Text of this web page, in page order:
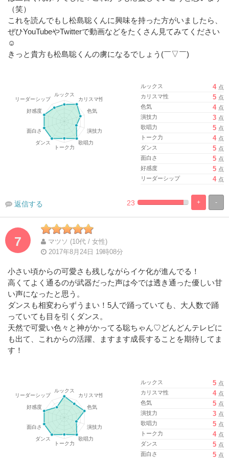
（笑）
これを読んでもし松島聡くんに興味を持った方がいましたら、
ぜひYouTubeやTwitterで動画などをたくさん見てみてください
☺︎
きっと貴方も松島聡くんの虜になるでしょう(￣▽￣)
ルックス 4 点
カリスマ性
5 点
色気
4 点
演技力
3 点
歌唱力
5 点
トーク力
4 点
ダンス
5 点
面白さ
5 点
好感度
5 点
リーダーシップ
4 点
-
+
%
100%
23
返信する
7
マツソ (10代 / 女性)
2017年8月24日 19時08分
小さい頃からの可愛さも残しながらイケ化が進んでる！
高くてよく通るのが武器だった声は今では透き通った優しい甘
い声になったと思う。
ダンスも相変わらずうまい！5人で踊っていても、大人数で踊
っていても目を引くダンス。
天然で可愛い色々と神がかってる聡ちゃん♡どんどんテレビに
も出て、これからの活躍、ますます成長することを期待してま
す！
ルックス 5 点
カリスマ性
4 点
色気
5 点
演技力
3 点
歌唱力
5 点
トーク力
4 点
ダンス
5 点
面白さ
5 点